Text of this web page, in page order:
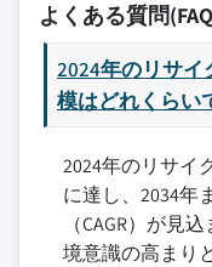
よくある質問
2024年のリサ
模はどれくらい
2024年のリサイ
に達し、2034年
（CAGR）が見
境意識の高まり